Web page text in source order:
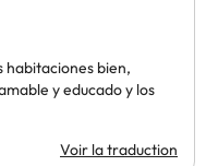
habitaciones bien,
y educado y los
Voir la traduction